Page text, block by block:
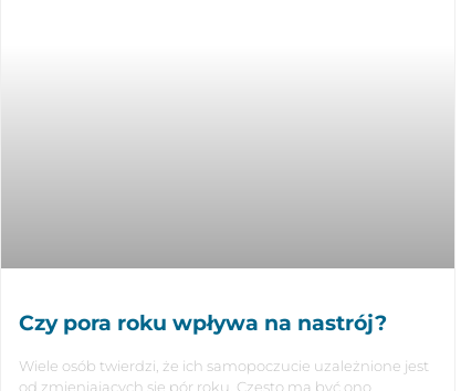
Czy pora roku wpływa na nastrój?
Wiele osób twierdzi, że ich samopoczucie uzależnione jest
od zmieniających się pór roku. Często ma być ono